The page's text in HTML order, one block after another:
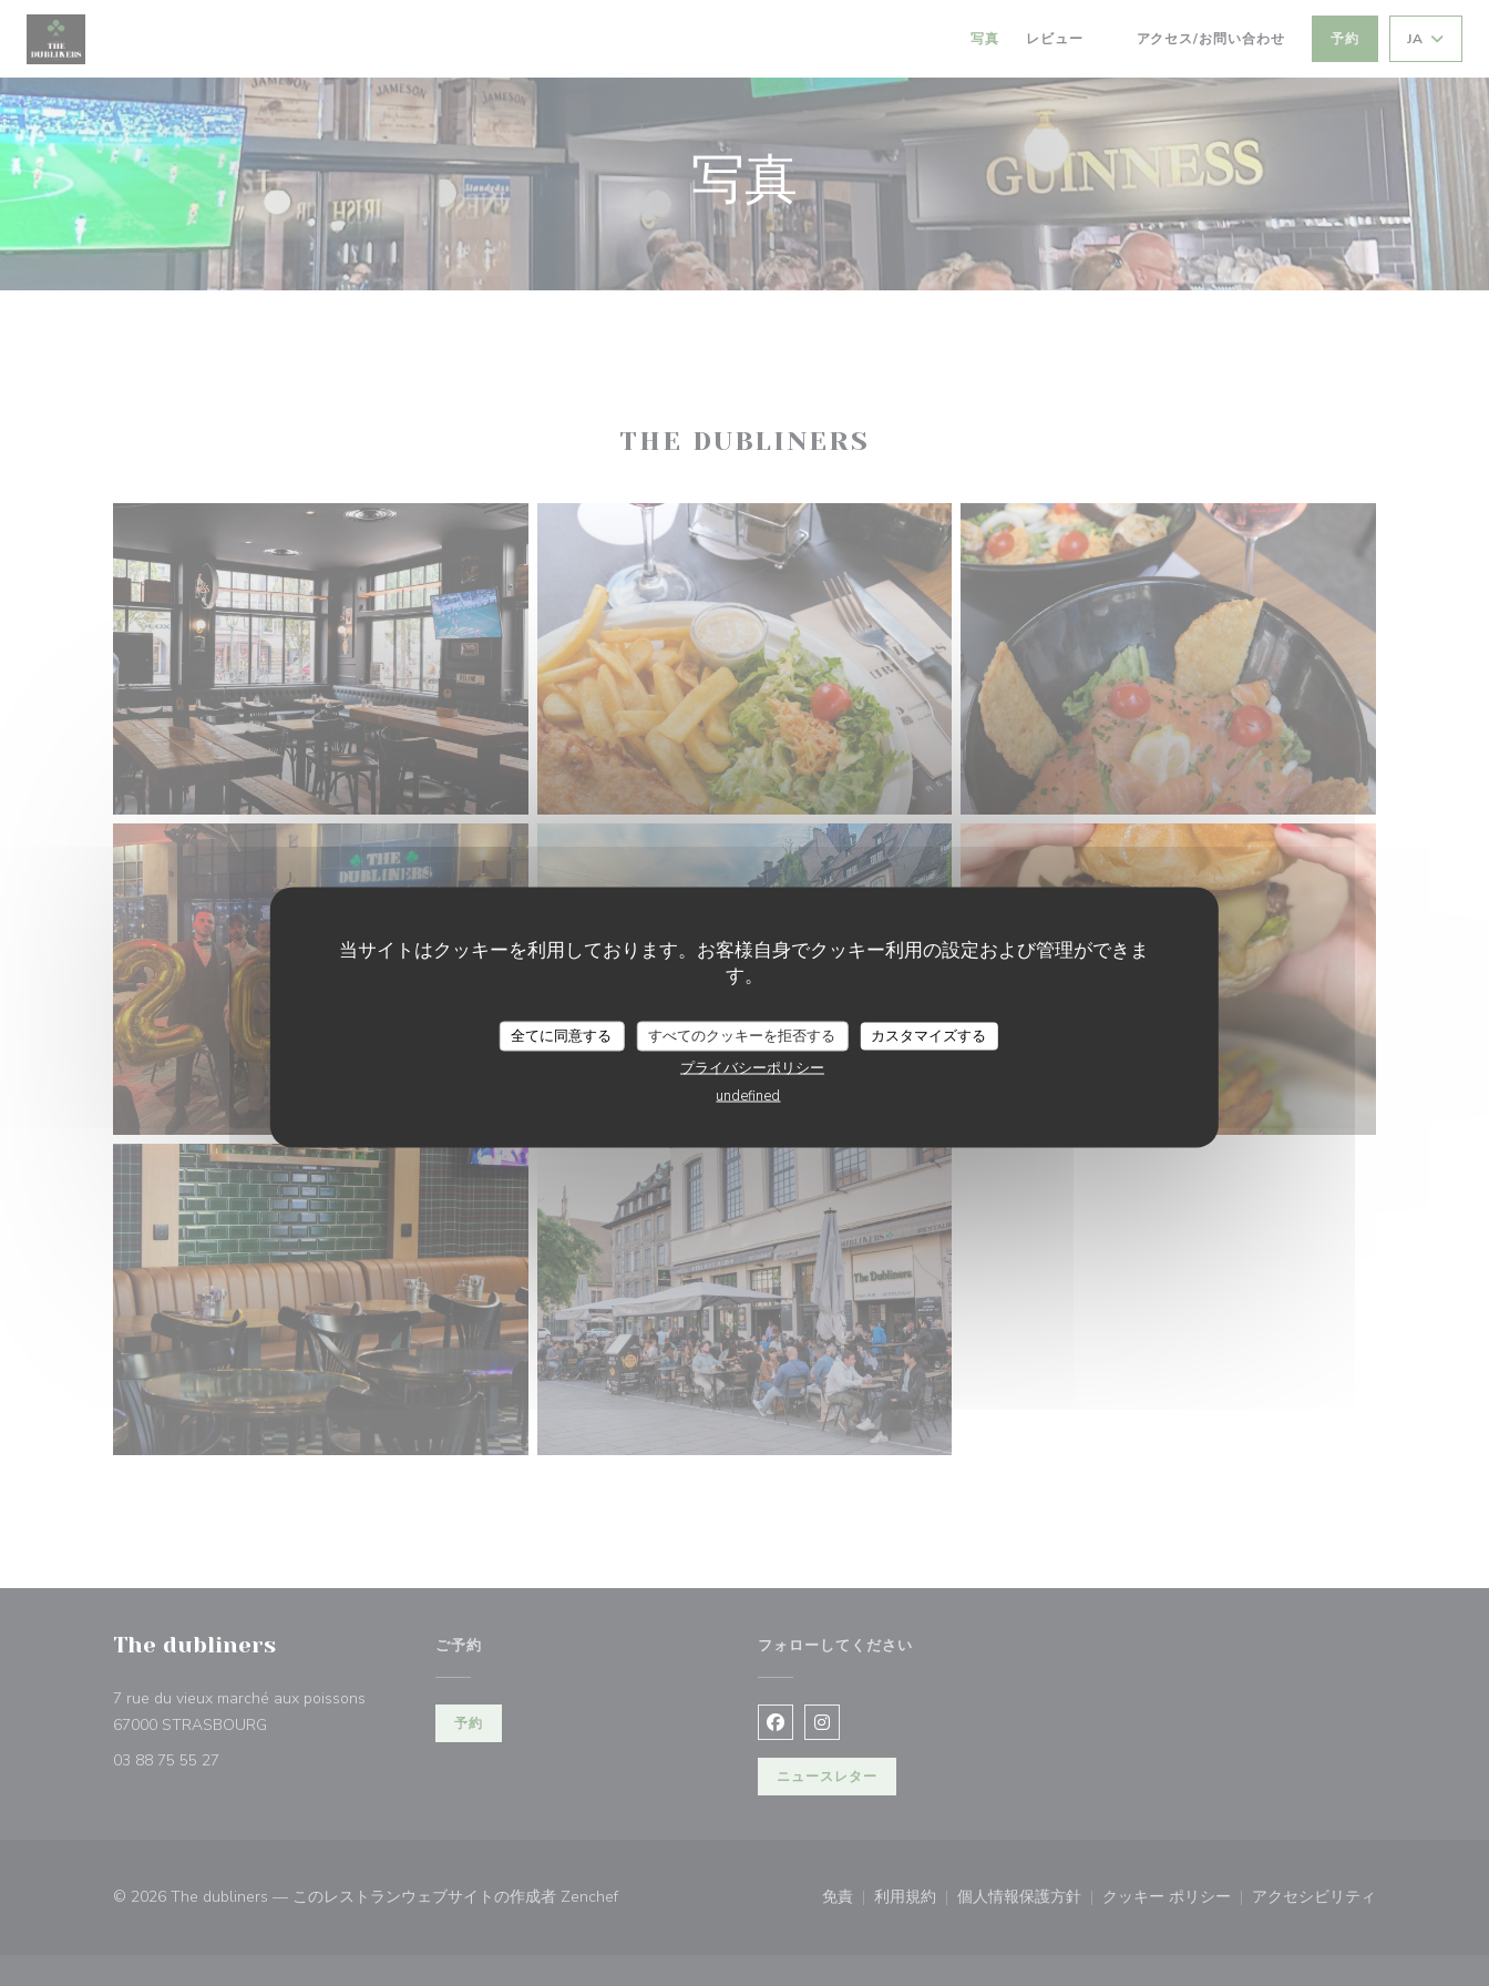
クッキー利用の管理について
当サイトはクッキーを利用しております。お客様自身でクッキー利用の設定および管理ができま
す。
全てに同意する すべてのクッキーを拒否する
カスタマイズする
プライバシーポリシー
undefined
写真 レビュー
((新しいウィンドウで開きます))
アクセス/お問い合わせ 予約 JA
写真
THE DUBLINERS
The dubliners
7 rue du vieux marché aux poissons
67000 STRASBOURG ((新しいウィンドウで開きます))
03 88 75 55 27
ご予約
予約
フォローしてください
Facebook ((新しいウィンドウで開きます))
Instagram ((新しいウィンドウで開きます))
ニュースレター
© 2026 The dubliners — このレストランウェブサイトの作成者 Zenchef((新しいウィンドウで開きます))免責
((新しいウィンドウで開きます))
利用規約
((新しいウィンドウで開きます))
個人情報保護方針
((新しいウィンドウで開きます))
クッキー ポリシー
((新しいウィンドウで開きます))
アクセシビリティ
((新しいウィンドウで開